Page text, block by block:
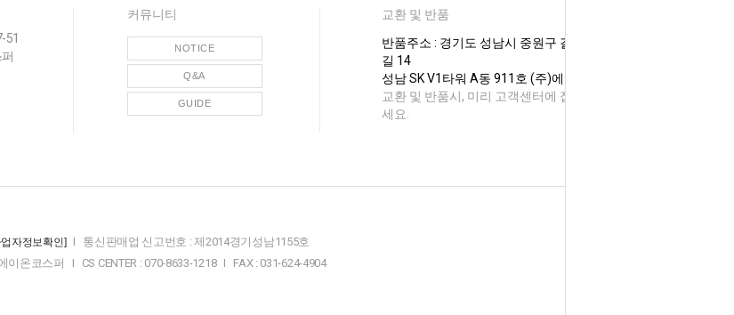
51
커뮤니티
NOTICE
Q&A
GUIDE
교환 및 반품
반품주소 : 경기도 성남시 중원구 갈마치로 288번
길 14
성남 SK V1타워 A동 911호 (주)에이온코스퍼
교환 및 반품시, 미리 고객센터에 접수후 보내주
세요.
업자정보확인]I 통신판매업 신고번호 : 제2014경기성남1155호
이온코스퍼 I CS CENTER : 070-8633-1218 I FAX : 031-624-4904